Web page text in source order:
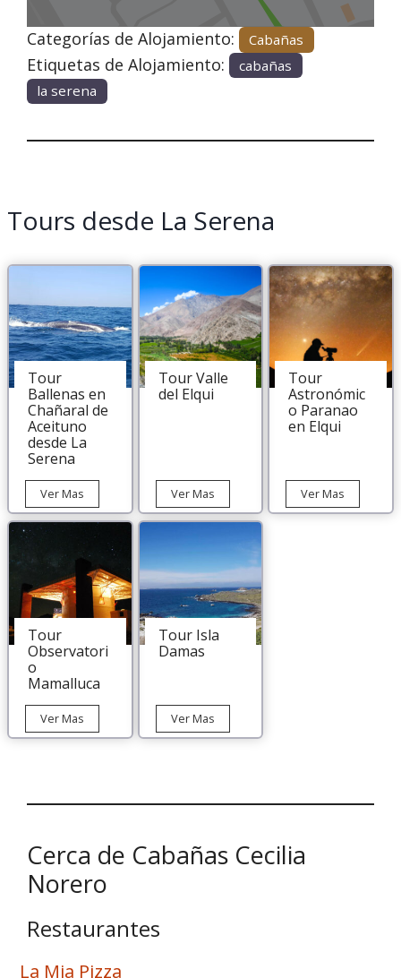
Categorías de Alojamiento: Cabañas
Etiquetas de Alojamiento:
cabañas
la serena
Tours desde La Serena
Tour
Ballenas en
Chañaral de
Aceituno
desde La
Serena
Ver Mas
Ballenas
en
Chañaral
de
Aceituno
desde
La
Tour Valle
del Elqui
Ver MasTour
Valle
del
Elqui
Tour
Astronómic
o Paranao
en Elqui
Ver Mas
Tour
Observatori
o
Mamalluca
Ver Mas
Observatorio
Tour Isla
Damas
Ver MasTour
Isla
Cerca de Cabañas Cecilia
Norero
Restaurantes
La Mia Pizza